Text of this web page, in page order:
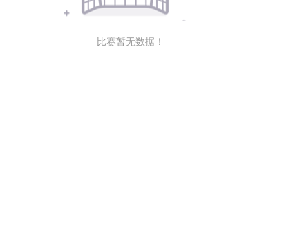
比赛暂无数据！